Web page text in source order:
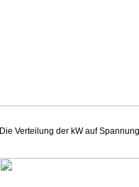
Die Verteilung der kW auf